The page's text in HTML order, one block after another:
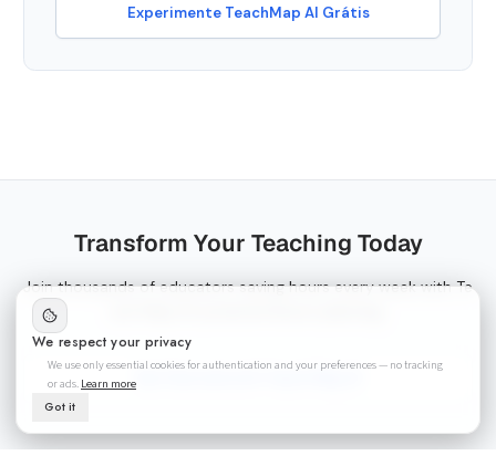
We respect your privacy
We use only essential cookies for authentication and your preferences — no tracking
or ads. Learn more
Got it
Experimente TeachMap AI Grátis
Transform Your Teaching Today
Join thousands of educators saving hours every week with Te
Get Started with Teach Map AI